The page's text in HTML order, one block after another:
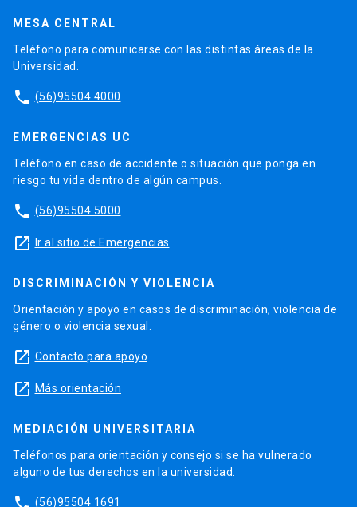
MESA CENTRAL
Teléfono para comunicarse con las distintas áreas de la
Universidad.
phone (56)95504 4000
EMERGENCIAS UC
Teléfono en caso de accidente o situación que ponga en
riesgo tu vida dentro de algún campus.
phone (56)95504 5000
launch Ir al sitio de Emergencias
DISCRIMINACIÓN Y VIOLENCIA
Orientación y apoyo en casos de discriminación, violencia de
género o violencia sexual.
launch Contacto para apoyo
launch Más orientación
MEDIACIÓN UNIVERSITARIA
Teléfonos para orientación y consejo si se ha vulnerado
alguno de tus derechos en la universidad.
(56)95504 1691